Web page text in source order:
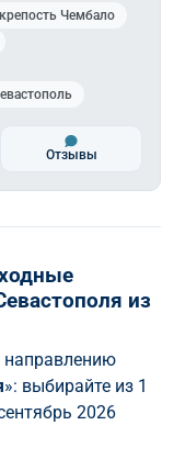
крепость Чембало
Отзывы
из
направлению
»: выбирайте из 1
2026